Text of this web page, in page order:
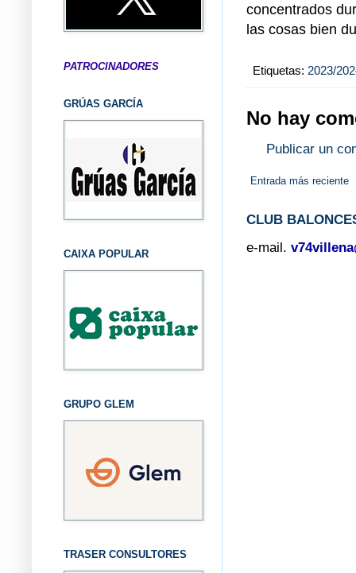
concentrados
las cosas bien
Etiquetas: 2023/
No hay
Publicar un
Entrada más reciente
CLUB
e-mail.
PATROCINADORES
GRÚAS GARCÍA
CAIXA POPULAR
GRUPO GLEM
TRASER CONSULTORES